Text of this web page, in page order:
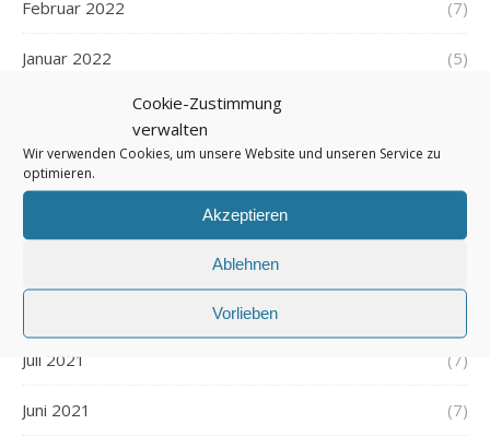
Cookie-Zustimmung
verwalten
Wir verwenden Cookies, um unsere Website und unseren Service zu
optimieren.
Akzeptieren
Ablehnen
Vorlieben
Februar 2022 (7)
Januar 2022 (5)
Dezember 2021
November 2021
Juli 2021 (7)
Juni 2021 (7)